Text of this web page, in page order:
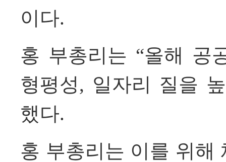
이다.
홍 부총리는 “올해 공
형평성, 일자리 질을
했다.
홍 부총리는 이를 위해